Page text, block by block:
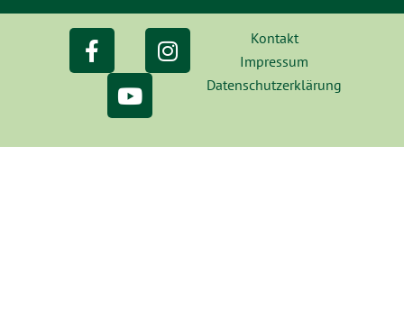
Kontakt
Impressum
Datenschutzerklärung